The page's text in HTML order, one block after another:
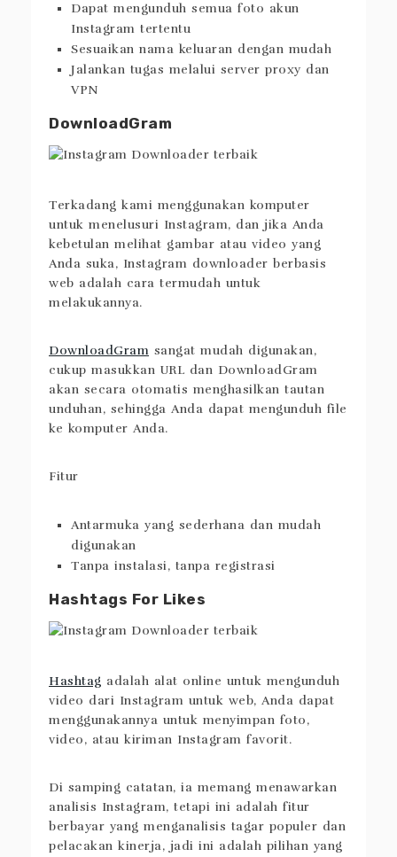
Dapat mengunduh semua foto akun
Instagram tertentu
Sesuaikan nama keluaran dengan mudah
Jalankan tugas melalui server proxy dan
VPN
DownloadGram
Terkadang kami menggunakan komputer
untuk menelusuri Instagram, dan jika Anda
kebetulan melihat gambar atau video yang
Anda suka, Instagram downloader berbasis
web adalah cara termudah untuk
melakukannya.
DownloadGram sangat mudah digunakan,
cukup masukkan URL dan DownloadGram
akan secara otomatis menghasilkan tautan
unduhan, sehingga Anda dapat mengunduh file
ke komputer Anda.
Fitur
Antarmuka yang sederhana dan mudah
digunakan
Tanpa instalasi, tanpa registrasi
Hashtags For Likes
Hashtag adalah alat online untuk mengunduh
video dari Instagram untuk web, Anda dapat
menggunakannya untuk menyimpan foto,
video, atau kiriman Instagram favorit.
Di samping catatan, ia memang menawarkan
analisis Instagram, tetapi ini adalah fitur
berbayar yang menganalisis tagar populer dan
pelacakan kinerja, jadi ini adalah pilihan yang